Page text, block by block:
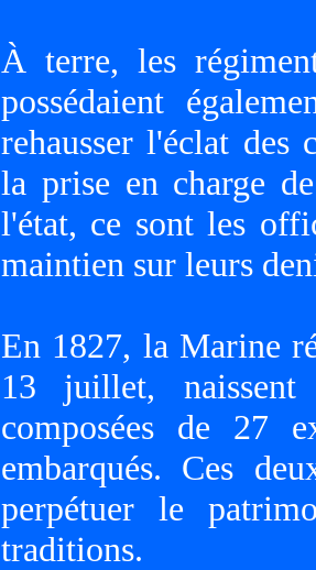
À terre, les
possédaient
rehausser l'éclat des
la prise en charge
l'état, ce sont les
maintien sur leurs
En 1827, la Marine
13 juillet,
composées de 27
embarqués. Ces
perpétuer le
traditions.